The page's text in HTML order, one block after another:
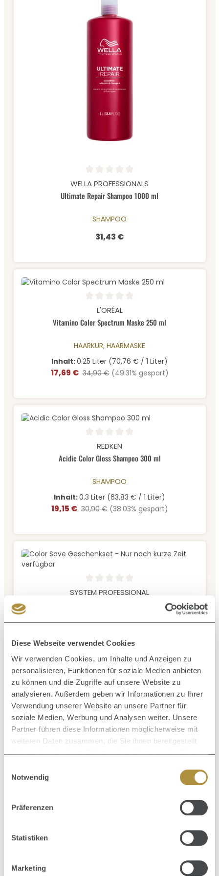
Diese Webseite verwendet Cookies
Wir verwenden Cookies, um Inhalte und Anzeigen zu
personalisieren, Funktionen für soziale Medien anbieten
zu können und die Zugriffe auf unsere Website zu
analysieren. Außerdem geben wir Informationen zu Ihrer
Verwendung unserer Website an unsere Partner für
soziale Medien, Werbung und Analysen weiter. Unsere
Partner führen diese Informationen möglicherweise mit
weiteren Daten zusammen, die Sie ihnen bereitgestellt
haben oder die sie im Rahmen Ihrer Nutzung der Dienste
Notwendig
Präferenzen
Statistiken
Marketing
Durchschnittliche Bewertung von 0 von 5 Sternen
WELLA PROFESSIONALS
Ultimate Repair Shampoo 1000 ml
SHAMPOO
Regulärer Preis:
31,43 €
Durchschnittliche Bewertung von 0 von 5 Sternen
L'ORÉAL
Vitamino Color Spectrum Maske 250 ml
HAARKUR, HAARMASKE
Inhalt:0.25 Liter (70,76 € / 1 Liter)
Verkaufspreis:
17,69 € Regulärer Preis:
34,90 € (49.31% gespart)
Durchschnittliche Bewertung von 0 von 5 Sternen
REDKEN
Acidic Color Gloss Shampoo 300 ml
SHAMPOO
Inhalt:0.3 Liter (63,83 € / 1 Liter)
Verkaufspreis:
19,15 € Regulärer Preis:
30,90 € (38.03% gespart)
Durchschnittliche Bewertung von 0 von 5 Sternen
SYSTEM PROFESSIONAL
Color Save Geschenkset - Nur noch kurze Zeit verfügbar
Verkaufspreis:
19,90 € Regulärer Preis:
39,90 € (50.13% gespart)
Durchschnittliche Bewertung von 5 von 5 Sternen
SONSTIGE
ProfiLine Kräuter Acid Conditioner 300 ml
CONDITIONER